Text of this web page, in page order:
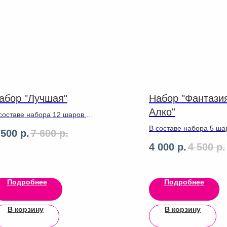
"Лучшая"
набора 12 шаров.
,грузики
р.7 600 р.
Подробнее
В корзину
Набор
Алко"
В составе набора 5
персональная 70см,
4 000 р.4 500 р.
Подробнее
В корзину